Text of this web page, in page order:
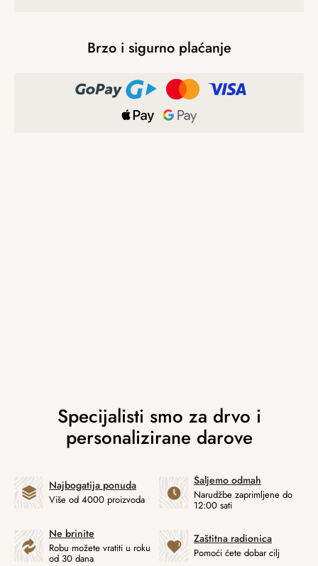
Brzo i sigurno plaćanje
Najbogatija ponuda
Više od 4000 proizvoda
Šaljemo odmah
Narudžbe zaprimljene do
12:00 sati
Ne brinite
Robu možete vratiti u roku
od 30 dana
Zaštitna radionica
Pomoći ćete dobar cilj